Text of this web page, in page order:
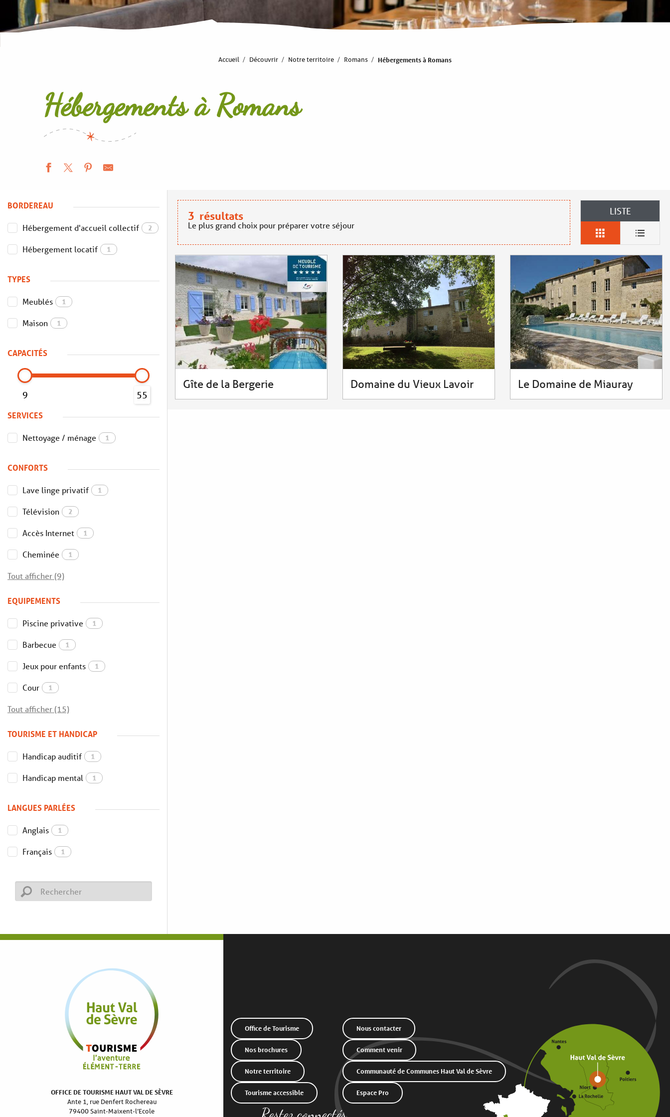
Accueil Découvrir Notre territoire Romans Hébergements à Romans
Hébergements à Romans
BORDEREAU
Hébergement d'accueil collectif 2
Hébergement locatif 1
TYPES
Meublés 1
Maison 1
CAPACITÉS
9 55
SERVICES
Nettoyage / ménage 1
CONFORTS
Lave linge privatif 1
Télévision 2
Accès Internet 1
Cheminée 1
Tout afficher (9)
EQUIPEMENTS
Piscine privative 1
Barbecue 1
Jeux pour enfants 1
Cour 1
Tout afficher (15)
TOURISME ET HANDICAP
Handicap auditif 1
Handicap mental 1
LANGUES PARLÉES
Anglais 1
Français 1
3 résultats
Le plus grand choix pour préparer votre séjour
LISTE
Gîte de la Bergerie Domaine du Vieux Lavoir Le Domaine de Miauray
OFFICE DE TOURISME HAUT VAL DE SÈVRE
Ante 1, rue Denfert Rochereau
79400 Saint-Maixent-l’Ecole
Office de Tourisme Nous contacter
Nos brochures Comment venir
Notre territoire Communauté de Communes Haut Val de Sèvre
Tourisme accessible Espace Pro